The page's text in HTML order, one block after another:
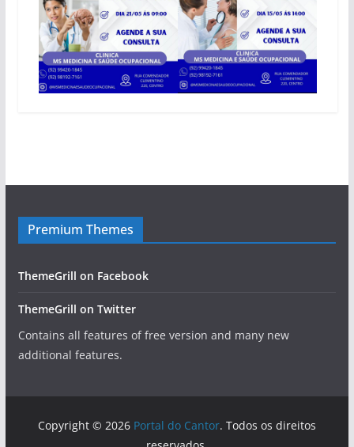
Premium Themes
ThemeGrill on Facebook
ThemeGrill on Twitter
Contains all features of free version and many new
additional features.
Copyright © 2026 Portal do Cantor. Todos os direitos